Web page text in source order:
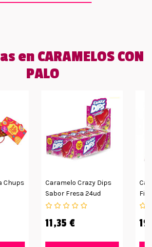
en CARAMELOS CON
PALO
Chups
Caramelo Crazy Dips
Sabor Fresa 24ud
11,35 €
De